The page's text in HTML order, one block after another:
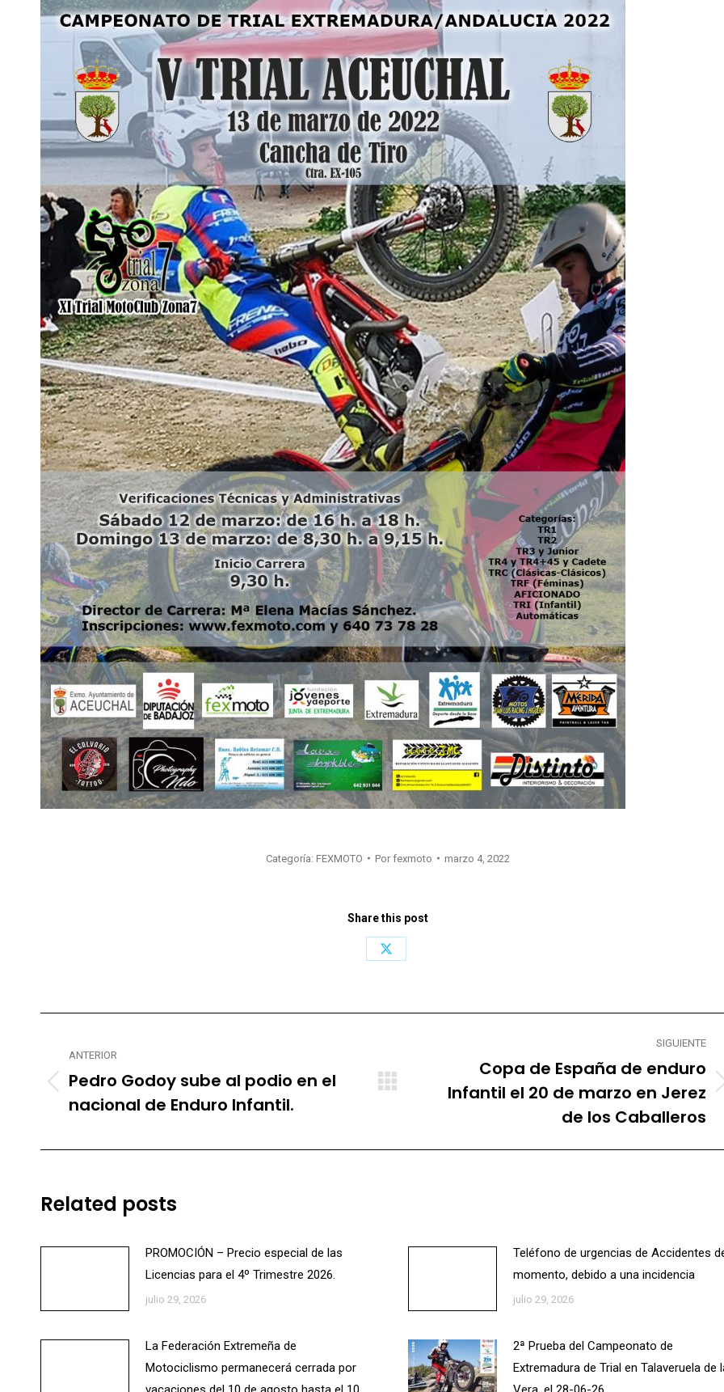
Categoría: FEXMOTO Por fexmoto marzo 4, 2022
Share this post
Share
entre
publicaciones
ANTERIOR
Publicación
anterior:
Pedro Godoy sube al podio en el
nacional de Enduro Infantil.
SIGUIENTE
Publicación
Copa de España de enduro
Infantil el 20 de marzo en Jerez
de los Caballeros
Related posts
PROMOCIÓN – Precio especial de las
Licencias para el 4º Trimestre 2026.
julio 29, 2026
Teléfono de urgencias de Accidentes
momento, debido a una incidencia
julio 29, 2026
La Federación Extremeña de
Motociclismo permanecerá cerrada por
2ª Prueba del Campeonato de
Extremadura de Trial en Talaveruela de